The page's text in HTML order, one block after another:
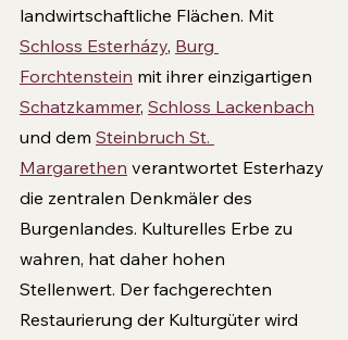
landwirtschaftliche Flächen. Mit
Schloss Esterházy, Burg
Forchtenstein mit ihrer einzigartigen
Schatzkammer, Schloss Lackenbach
und dem Steinbruch St.
Margarethen verantwortet Esterhazy
die zentralen Denkmäler des
Burgenlandes. Kulturelles Erbe zu
wahren, hat daher hohen
Stellenwert. Der fachgerechten
Restaurierung der Kulturgüter wird